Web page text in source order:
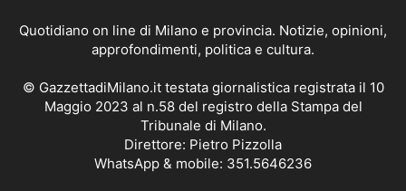
Quotidiano on line di Milano e provincia. Notizie, opinioni,
approfondimenti, politica e cultura.
© GazzettadiMilano.it testata giornalistica registrata il 10
Maggio 2023 al n.58 del registro della Stampa del
Tribunale di Milano.
Direttore: Pietro Pizzolla
WhatsApp & mobile: 351.5646236